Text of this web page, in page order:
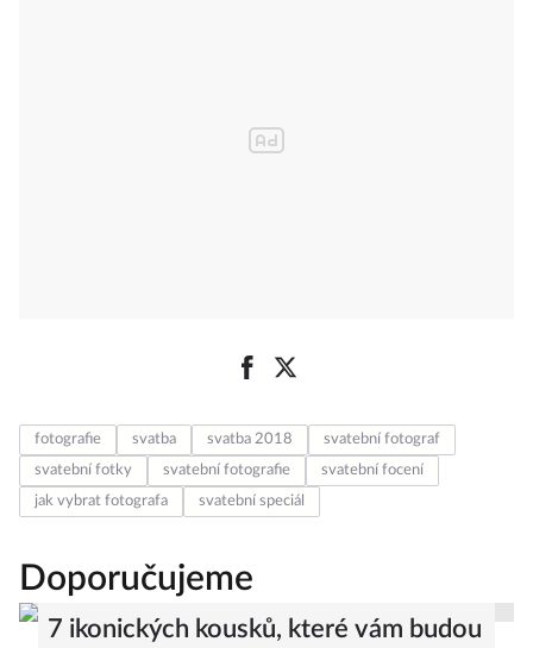
fotografie svatba svatba 2018
svatební fotograf
svatební fotky
svatební fotografie
svatební focení
jak vybrat fotografa
svatební speciál
Doporučujeme
7 ikonických kousků, které vám budou